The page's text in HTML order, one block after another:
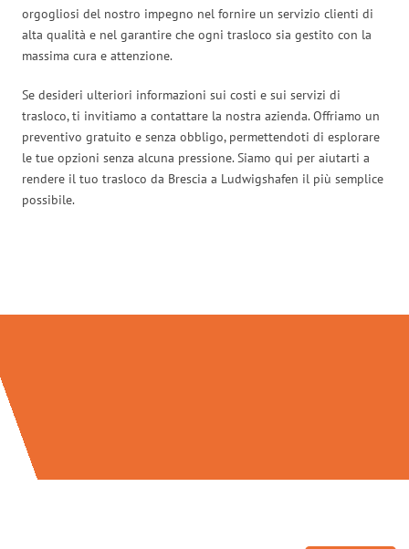
orgogliosi del nostro impegno nel fornire un servizio clienti di
alta qualità e nel garantire che ogni trasloco sia gestito con la
massima cura e attenzione.
Se desideri ulteriori informazioni sui costi e sui servizi di
trasloco, ti invitiamo a contattare la nostra azienda. Offriamo un
preventivo gratuito e senza obbligo, permettendoti di esplorare
le tue opzioni senza alcuna pressione. Siamo qui per aiutarti a
rendere il tuo trasloco da Brescia a Ludwigshafen il più semplice
possibile.